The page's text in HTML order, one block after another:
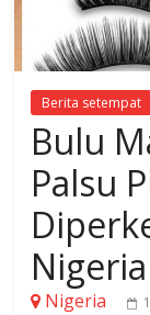
Berita setempat
Bulu
Palsu
Nigeria
Nigeria